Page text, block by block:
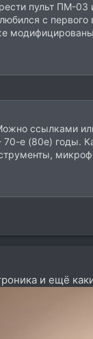
пульт ПМ-03
с первого
модифицированы
ссылками
70-е (80е) годы.
и ещё